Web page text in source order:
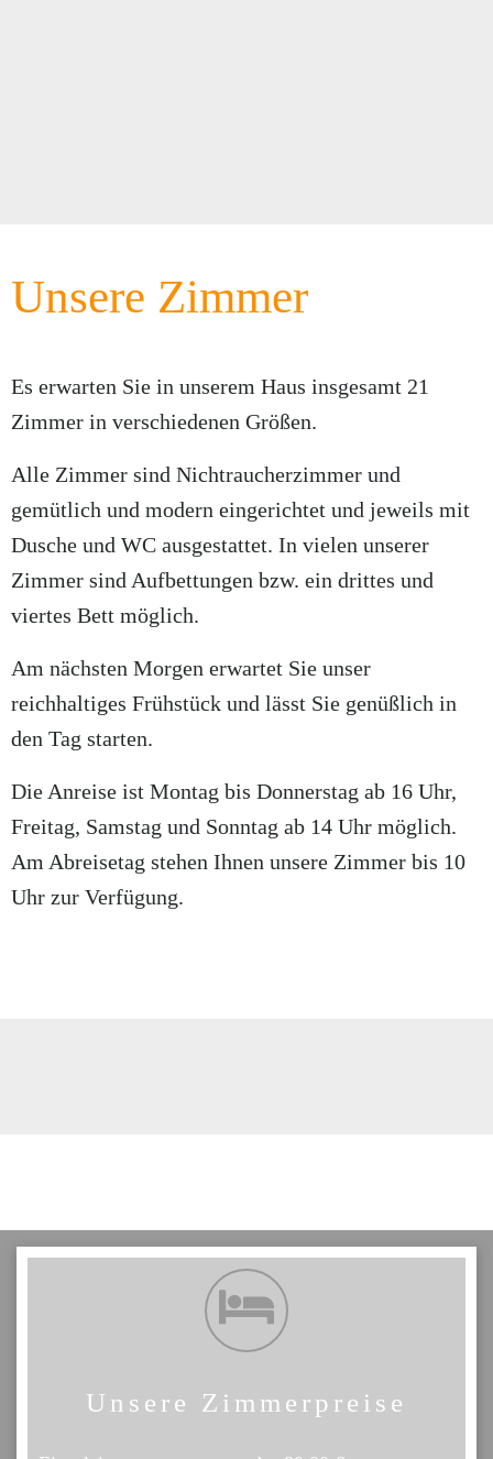
Unsere Zimmer
Es erwarten Sie in unserem Haus insgesamt 21
Zimmer in verschiedenen Größen.
Alle Zimmer sind Nichtraucherzimmer und
gemütlich und modern eingerichtet und jeweils mit
Dusche und WC ausgestattet. In vielen unserer
Zimmer sind Aufbettungen bzw. ein drittes und
viertes Bett möglich.
Am nächsten Morgen erwartet Sie unser
reichhaltiges Frühstück und lässt Sie genüßlich in
den Tag starten.
Die Anreise ist Montag bis Donnerstag ab 16 Uhr,
Freitag, Samstag und Sonntag ab 14 Uhr möglich.
Am Abreisetag stehen Ihnen unsere Zimmer bis 10
Uhr zur Verfügung.
Unsere Zimmerpreise